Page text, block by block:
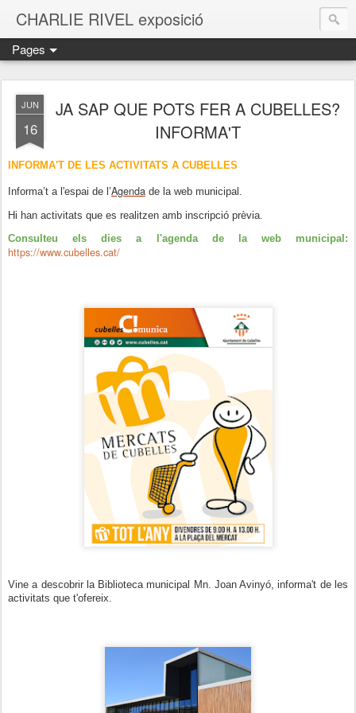
CHARLIE RIVEL exposició
Pages
JUN
16
JA SAP QUE POTS FER A CUBELLES?
INFORMA'T
INFORMA'T DE LES ACTIVITATS A CUBELLES
Informa’t a l'espai de l’Agenda de la web municipal.
Hi han activitats que es realitzen amb inscripció prèvia.
Consulteu els dies a l'agenda de la web municipal:
https://www.cubelles.cat/
Vine a descobrir la Biblioteca municipal Mn. Joan Avinyó, informa't de les
activitats que t'ofereix.